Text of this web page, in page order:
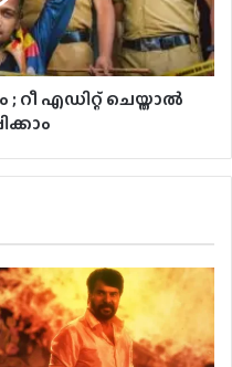
എഡിറ്റ് ചെയ്താൽ